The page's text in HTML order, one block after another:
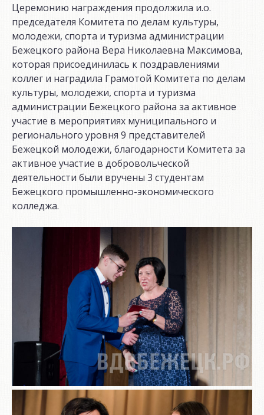
Церемонию награждения продолжила и.о.
председателя Комитета по делам культуры,
молодежи, спорта и туризма администрации
Бежецкого района Вера Николаевна Максимова,
которая присоединилась к поздравлениями
коллег и наградила Грамотой Комитета по делам
культуры, молодежи, спорта и туризма
администрации Бежецкого района за активное
участие в мероприятиях муниципального и
регионального уровня 9 представителей
Бежецкой молодежи, благодарности Комитета за
активное участие в добровольческой
деятельности были вручены 3 студентам
Бежецкого промышленно-экономического
колледжа.